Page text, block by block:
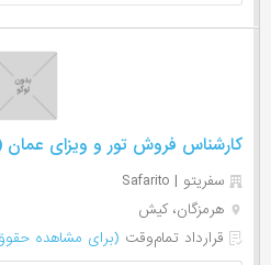
کارشناس فروش تور و ویزای
سفریتو | Safarito
هرمزگان، کیش
قرارداد تمام‌وقت (برای مشاهده